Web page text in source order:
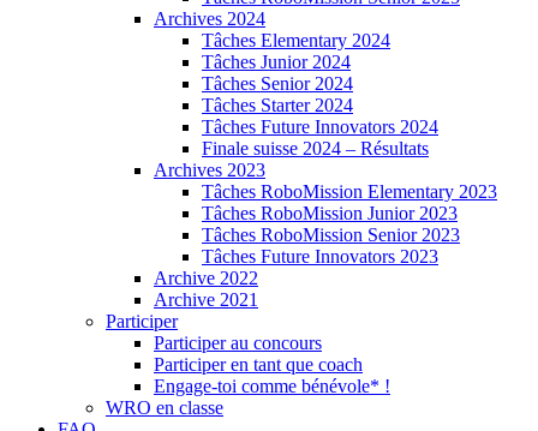
Archives 2024
Tâches Elementary 2024
Tâches Junior 2024
Tâches Senior 2024
Tâches Starter 2024
Tâches Future Innovators 2024
Finale suisse 2024 – Résultats
Archives 2023
Tâches RoboMission Elementary 2023
Tâches RoboMission Junior 2023
Tâches RoboMission Senior 2023
Tâches Future Innovators 2023
Archive 2022
Archive 2021
Participer
Participer au concours
Participer en tant que coach
Engage-toi comme bénévole* !
WRO en classe